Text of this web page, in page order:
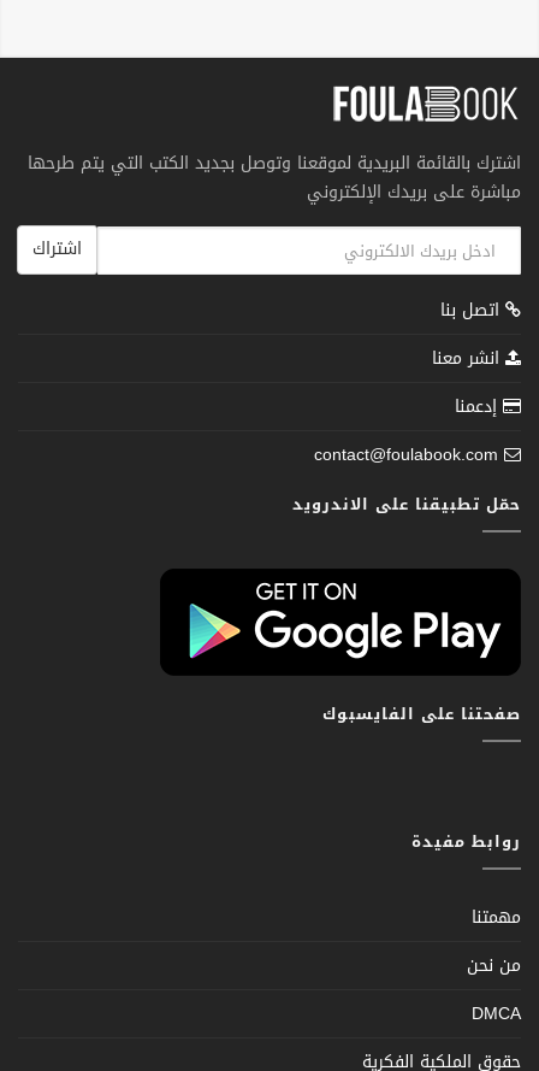
اشترك بالقائمة البريدية لموقعنا وتوصل بجديد الكتب التي يتم طرحها
مباشرة على بريدك الإلكتروني
اشتراك
اتصل بنا
انشر معنا
إدعمنا
contact@foulabook.com
حمّل تطبيقنا على الاندرويد
صفحتنا على الفايسبوك
روابط مفيدة
مهمتنا
من نحن
DMCA
حقوق الملكية الفكرية